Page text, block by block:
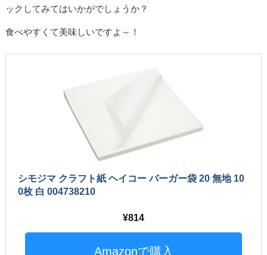
ックしてみてはいかがでしょうか？
食べやすくて美味しいですよ～！
シモジマ クラフト紙 ヘイコー バーガー袋 20 無地 10
0枚 白 004738210
814